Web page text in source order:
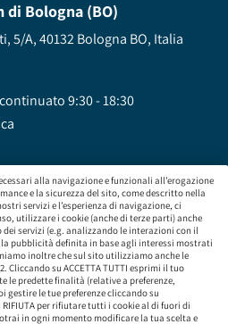
alla navigazione e funzionali all’erogazione
e la sicurezza del sito, come descritto nella
servizi e l’esperienza di navigazione, ci
utilizzare i cookie (anche di terze parti) anche
servizi (e.g. analizzando le interazioni con il
pubblicità definita in base agli interessi mostrati
inoltre che sul sito utilizziamo anche le
Cliccando su ACCETTA TUTTI esprimi il tuo
le predette finalità (relative a preferenze,
le tue preferenze cliccando su
RIFIUTA per rifiutare tutti i cookie al di fuori di
in ogni momento modificare la tua scelta e
di Bologna (BO)
5/A, 40132 Bologna BO, Italia
9:30 - 18:30
09323210964 - Numero REA: MI - 2083307 -
Euro 218.547,65 i.v.
8, 20161 Milano MI
e coordinamento di Aramis Group S.A.
consulta gli estremi dell'iscrizione al sito
E - Collaboratori degli intermediari iscritti nelle
A, B o D